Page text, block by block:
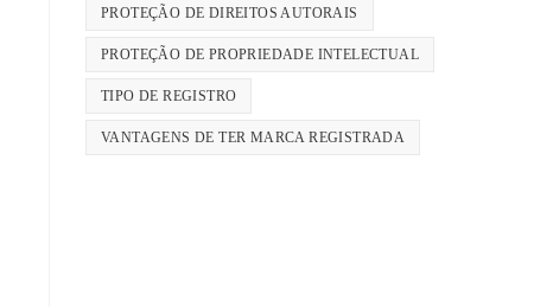
PROTEÇÃO DE DIREITOS AUTORAIS
PROTEÇÃO DE PROPRIEDADE INTELECTUAL
TIPO DE REGISTRO
VANTAGENS DE TER MARCA REGISTRADA